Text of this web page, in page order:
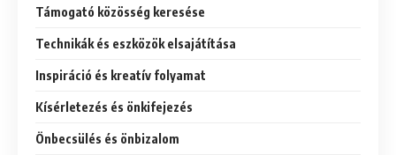
Támogató közösség keresése
Technikák és eszközök elsajátítása
Inspiráció és kreatív folyamat
Kísérletezés és önkifejezés
Önbecsülés és önbizalom